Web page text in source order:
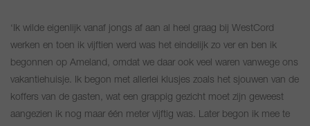
‘Ik wilde eigenlijk vanaf jongs af aan al heel graag bij WestCord
werken en toen ik vijftien werd was het eindelijk zo ver en ben ik
begonnen op Ameland, omdat we daar ook veel waren vanwege ons
vakantiehuisje. Ik begon met allerlei klusjes zoals het sjouwen van de
koffers van de gasten, wat een grappig gezicht moet zijn geweest
aangezien ik nog maar één meter vijftig was. Later begon ik mee te